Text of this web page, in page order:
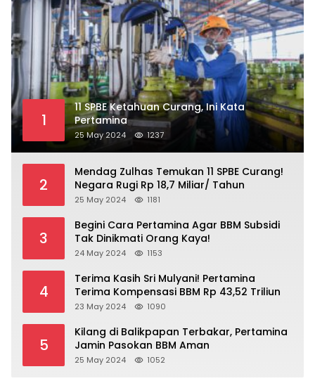
1
11 SPBE Ketahuan Curang, Ini Kata
Pertamina
25 May 2024 1237
2
Mendag Zulhas Temukan 11 SPBE Curang!
Negara Rugi Rp 18,7 Miliar/ Tahun
25 May 2024 1181
3
Begini Cara Pertamina Agar BBM Subsidi
Tak Dinikmati Orang Kaya!
24 May 2024 1153
4
Terima Kasih Sri Mulyani! Pertamina
Terima Kompensasi BBM Rp 43,52 Triliun
23 May 2024 1090
5
Kilang di Balikpapan Terbakar, Pertamina
Jamin Pasokan BBM Aman
25 May 2024 1052